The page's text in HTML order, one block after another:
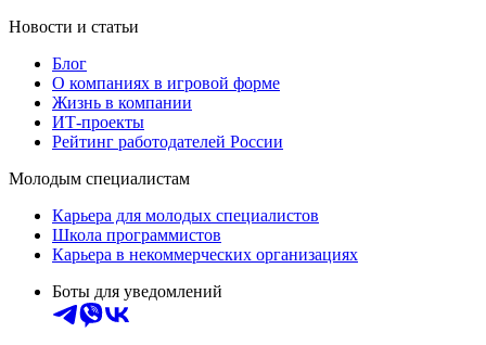
Новости и статьи
Блог
О компаниях в игровой форме
Жизнь в компании
ИТ-проекты
Рейтинг работодателей России
Молодым специалистам
Карьера для молодых специалистов
Школа программистов
Карьера в некоммерческих организациях
Боты для уведомлений